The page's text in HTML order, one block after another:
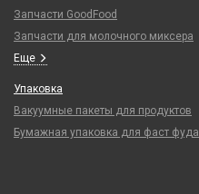
Запчасти GoodFood
Запчасти для молочного миксера
Еще
Упаковка
Вакуумные пакеты для продуктов
Бумажная упаковка для фаст фуда